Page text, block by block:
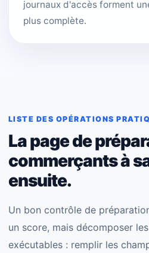
journaux d'accès forment
plus complète.
LISTE DES OPÉRATIONS
La page de
commerçants à
ensuite.
Un bon contrôle de
un score, mais décomposer
exécutables : remplir les